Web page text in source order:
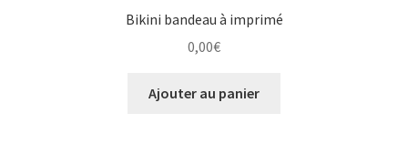
Bikini bandeau à imprimé
0,00€
Ajouter au panier